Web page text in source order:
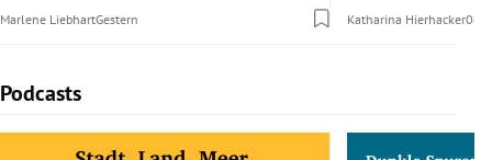
Marlene LiebhartGestern Katharina Hierhacker
Podcasts
Slide 1 von 5